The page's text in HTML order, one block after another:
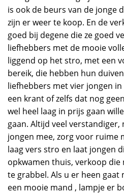
is ook de beurs van de jonge
zijn er weer te koop. En de
goed bij degene die ze goed
liefhebbers met de mooie
liggend op het stro, met een
bereik, die hebben hun
liefhebbers met vier jongen
een krant of zelfs dat nog
wel heel laag in prijs gaan
gaan. Altijd veel verstandiger,
jongen mee, zorg voor ruime
laag vers stro en laat jongen
opkwamen thuis, verkoop
te grabbel. Als u er heen gaat
een mooie mand , lampje er